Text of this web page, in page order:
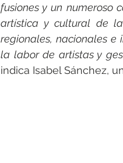
fusiones y un numeroso
artística y cultural de
regionales, nacionales e
la labor de artistas y
indica Isabel Sánchez,